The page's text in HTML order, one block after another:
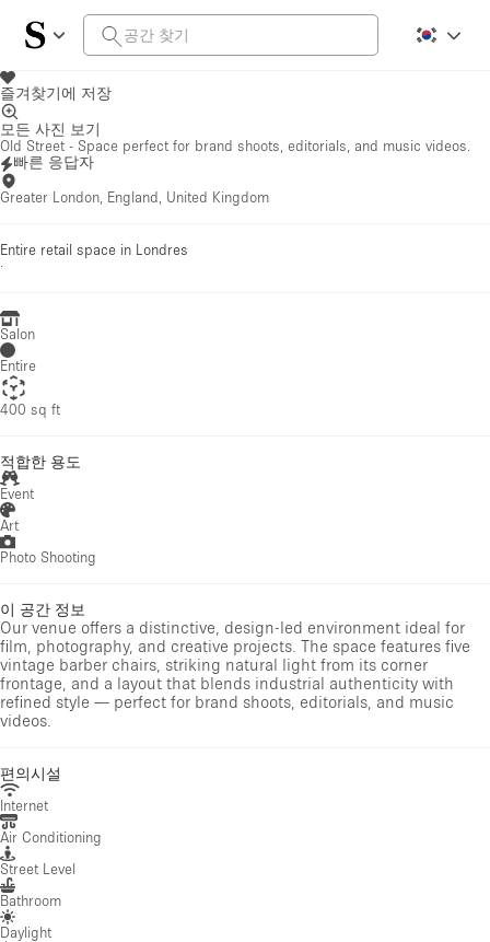
즐겨찾기에 저장
모든 사진 보기
Old Street - Space perfect for brand shoots, editorials, and music videos.
빠른 응답자
Greater London, England, United Kingdom
Entire retail space in Londres
·
Salon
Entire
400 sq ft
적합한 용도
Event
Art
Photo Shooting
이 공간 정보
Our venue offers a distinctive, design-led environment ideal for
film, photography, and creative projects. The space features five
vintage barber chairs, striking natural light from its corner
frontage, and a layout that blends industrial authenticity with
refined style — perfect for brand shoots, editorials, and music
videos.
편의시설
Internet
Air Conditioning
Street Level
Bathroom
Daylight